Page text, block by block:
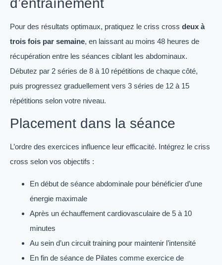
d’entraînement
Pour des résultats optimaux, pratiquez le criss cross deux à
trois fois par semaine, en laissant au moins 48 heures de
récupération entre les séances ciblant les abdominaux.
Débutez par 2 séries de 8 à 10 répétitions de chaque côté,
puis progressez graduellement vers 3 séries de 12 à 15
répétitions selon votre niveau.
Placement dans la séance
L’ordre des exercices influence leur efficacité. Intégrez le criss
cross selon vos objectifs :
En début de séance abdominale pour bénéficier d’une
énergie maximale
Après un échauffement cardiovasculaire de 5 à 10
minutes
Au sein d’un circuit training pour maintenir l’intensité
En fin de séance de Pilates comme exercice de